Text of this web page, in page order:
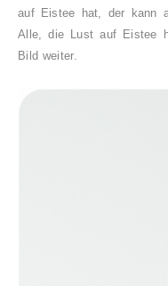
auf Eistee hat, der kann
Alle, die Lust auf Eistee
Bild weiter.